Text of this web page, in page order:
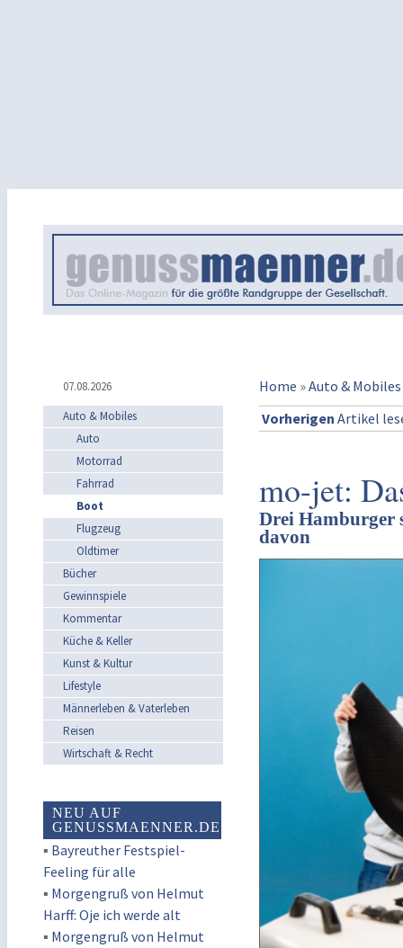
07.08.2026 Home »Auto & Mobiles
Auto & Mobiles
Auto
Motorrad
Fahrrad
Boot
Flugzeug
Oldtimer
Bücher
Gewinnspiele
Kommentar
Küche & Keller
Kunst & Kultur
Lifestyle
Männerleben & Vaterleben
Reisen
Wirtschaft & Recht
NEU AUF
GENUSSMAENNER.DE
▪ Bayreuther Festspiel-
Feeling für alle
▪ Morgengruß von Helmut
Harff: Oje ich werde alt
▪ Morgengruß von Helmut
Vorherigen Artikel
mo-jet:
Drei Hamburger
davon